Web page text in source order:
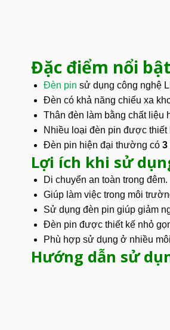
Đặc điểm nổi
Đèn pin sử dụng công nghệ
Đèn có khả năng chiếu xa
Thân đèn làm bằng chất liệu
Nhiều loại đèn pin được
Đèn pin hiện đại thường có 3
Lợi ích khi sử
Di chuyển an toàn trong đêm.
Giúp làm việc trong môi
Sử dụng đèn pin giúp giảm
Đèn pin được thiết kế nhỏ
Phù hợp sử dụng ở nhiều
Hướng dẫn sử